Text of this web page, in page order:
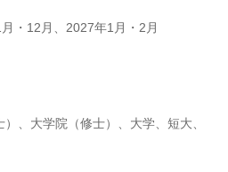
・12月、2027年1月・2月
、大学院（修士）、大学、短大、